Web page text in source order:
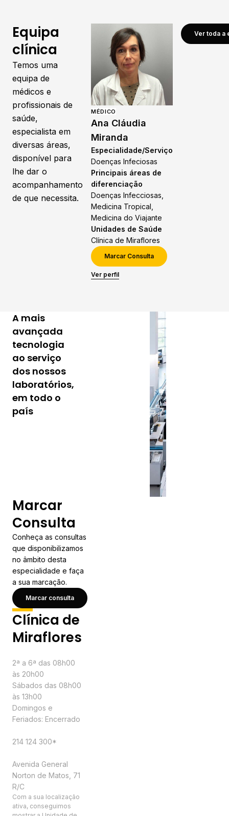
Equipa
clínica
Temos uma
equipa de
médicos e
profissionais de
saúde,
especialista em
diversas áreas,
disponível para
lhe dar o
acompanhamento
de que necessita.
MÉDICO
Ana Cláudia
Miranda
Especialidade/Serviço
Doenças Infeciosas
Principais áreas de
diferenciação
Doenças Infecciosas,
Medicina Tropical,
Medicina do Viajante
Unidades de Saúde
Clínica de Miraflores
Marcar Consulta
Ver perfil
Ver toda a
A mais
avançada
tecnologia
ao serviço
dos nossos
laboratórios,
em todo o
país
Marcar
Consulta
Conheça as consultas
que disponibilizamos
no âmbito desta
especialidade e faça
a sua marcação.
Marcar consulta
Clínica de
Miraflores
2ª a 6ª das 08h00
às 20h00
Sábados das 08h00
às 13h00
Domingos e
Feriados: Encerrado
214 124 300*
Avenida General
Norton de Matos, 71
R/C
Com a sua localização
ativa, conseguimos